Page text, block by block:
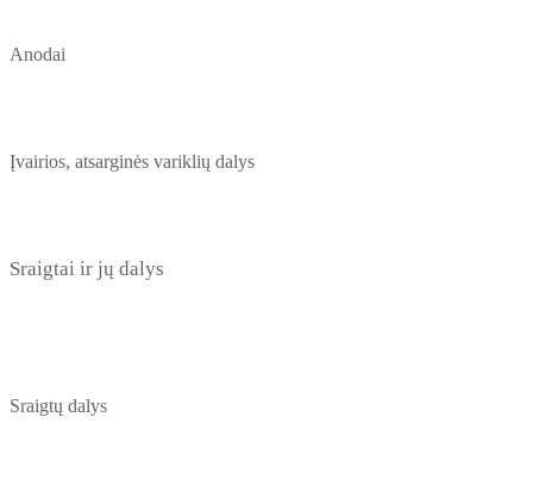
Anodai
Įvairios, atsarginės variklių dalys
Sraigtai ir jų dalys
Sraigtų dalys